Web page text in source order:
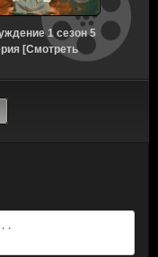
1 сезон 5
[Смотреть